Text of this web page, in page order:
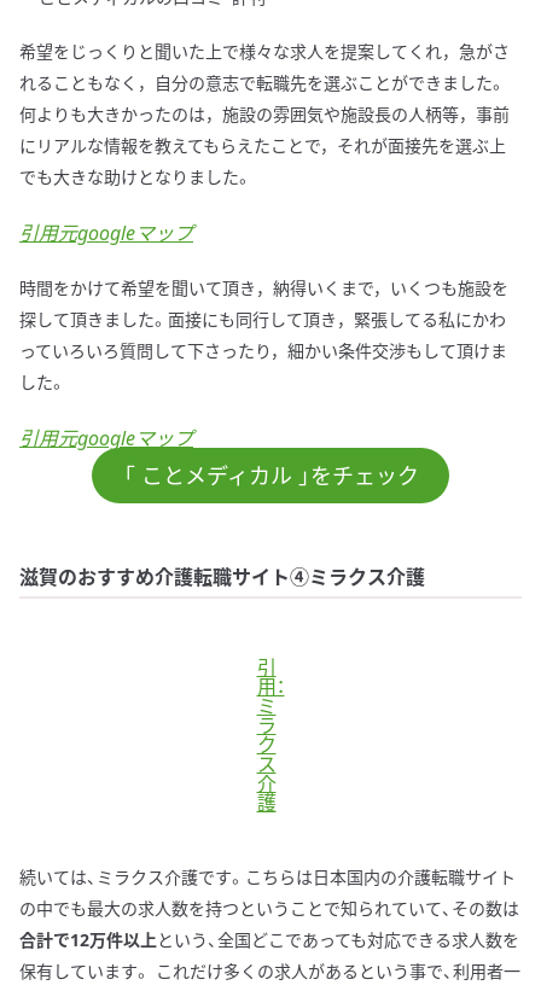
希望をじっくりと聞いた上で様々な求人を提案してくれ，急がさ
れることもなく，自分の意志で転職先を選ぶことができました。
何よりも大きかったのは，施設の雰囲気や施設長の人柄等，事前
にリアルな情報を教えてもらえたことで，それが面接先を選ぶ上
でも大きな助けとなりました。
引用元googleマップ
時間をかけて希望を聞いて頂き，納得いくまで，いくつも施設を
探して頂きました。面接にも同行して頂き，緊張してる私にかわ
っていろいろ質問して下さったり，細かい条件交渉もして頂けま
した。
引用元googleマップ
「 ことメディカル 」をチェック
滋賀のおすすめ介護転職サイト④ミラクス介護
引
用：
ミ
ラ
ク
ス
介
護
続いては、ミラクス介護です。こちらは日本国内の介護転職サイト
の中でも最大の求人数を持つということで知られていて、その数は
合計で12万件以上という、全国どこであっても対応できる求人数を
保有しています。 これだけ多くの求人があるという事で、利用者一